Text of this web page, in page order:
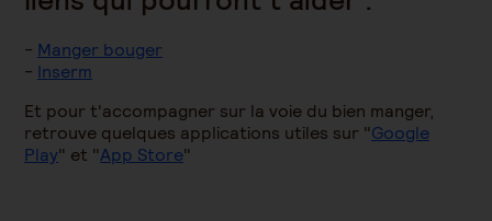
Manger bouger
Inserm
Et pour t'accompagner sur la voie du bien manger,
retrouve quelques applications utiles sur "Google
Play" et "App Store"